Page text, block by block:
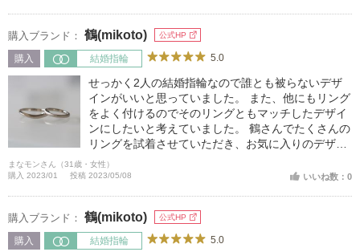
購入ブランド： 鶴(mikoto) 公式HP
購入 結婚指輪 5.0
せっかく2人の結婚指輪なので誰とも被らないデザ
インがいいと思っていました。 また、他にもリング
をよく付けるのでそのリングともマッチしたデザイ
ンにしたいと考えていました。 鶴さんでたくさんの
リングを試着させていただき、お気に入りのデザイ
ンを見つけることができたのでこちらで作ることを
決めました。
まなモンさん（31歳・女性）
購入 2023/01
投稿 2023/05/08 いいね数：0
購入ブランド： 鶴(mikoto) 公式HP
購入 結婚指輪 5.0